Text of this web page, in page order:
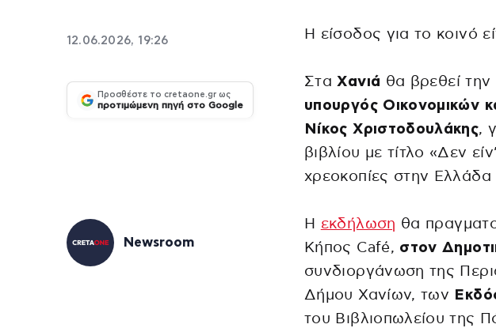
12.06.2026, 19:26
Προσθέστε το cretaone.gr ως
προτιμώμενη πηγή στο Google
Newsroom
Η είσοδος για το κοινό
ΣταΧανιά θα βρεθεί την
υπουργός Οικονομικών
Νίκος Χριστοδουλάκης,
βιβλίου με τίτλο «Δεν
χρεοκοπίες στην
Η εκδήλωση θα
Κήπος Café, στον
συνδιοργάνωση της
Δήμου Χανίων, των
του Βιβλιοπωλείου της